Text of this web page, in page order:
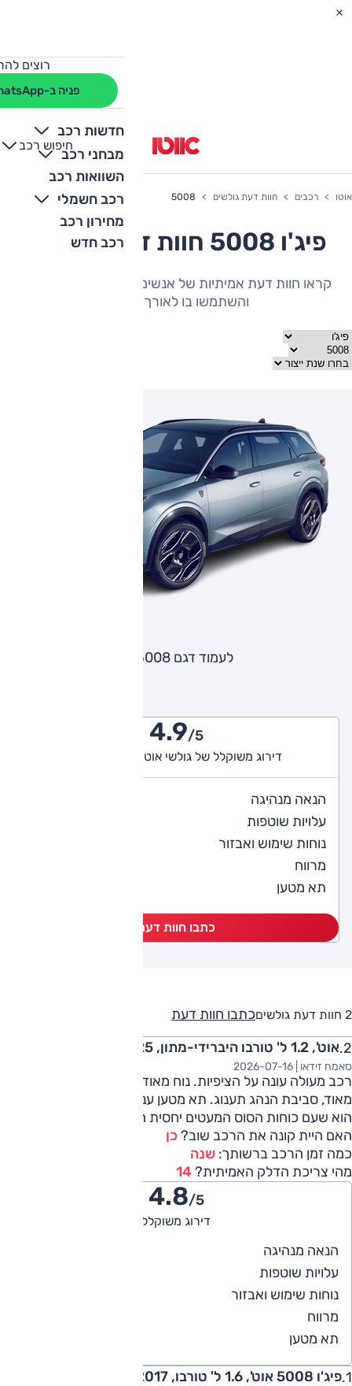
רוצים
פניה ב-WhatsApp
חדשות רכב
מבחני רכב
השוואות רכב
רכב חשמלי
מחירון רכב
רכב חדש
חיפוש רכב
+
-
אוטו רכבים חוות דעת גולשים 5008
פיג'ו 5008 חוות דעת גולשים
קראו חוות דעת אמיתיות של אנשים שהיה להם את הרכב
והשתמשו בו לאורך תקופה
לעמוד דגם 5008
4.9/5
דירוג משוקלל של גולשי אוטו (2 חוות דעת)
הנאה מנהיגה
עלויות שוטפות
נוחות שימוש ואבזור
מרווח
תא מטען
כתבו חוות דעת
2 חוות דעת גולשים כתבו חוות דעת
פיג'ו 5008 אוט', 1.6 ל' טורבו, Premium 2017
אוט', 1.2 ל' טורבו היברידי-מתון, GT, 2025
סאמח זידאו | 2026-07-16
רכב מעולה עונה על הציפיות. נוח מאוד, חסכוני, מפרט עשיר
מאוד, סביבת הנהג תענוג. תא מטען ענק. המינוס היחיד והבולט
הוא שעם כוחות הסוס המעטים יחסית הרכב לא חזק במיוחד
האם היית קונה את הרכב שוב? כן
כמה זמן הרכב ברשותך: שנה
מהי צריכת הדלק האמיתית?14
4.8/5
דירוג משוקלל
הנאה מנהיגה
עלויות שוטפות
נוחות שימוש ואבזור
מרווח
תא מטען